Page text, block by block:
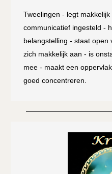
Tweelingen - legt
communicatief ingesteld -
belangstelling - staat open
zich makkelijk aan - is
mee - maakt een
goed concentreren.